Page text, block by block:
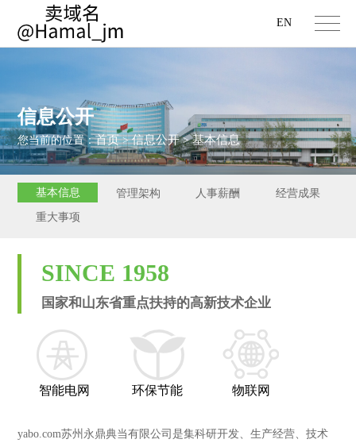
EN
信息公开
您当前的位置：首页>信息公开>基本信息
基本信息 管理架构 人事薪酬
经营成果
重大事项
SINCE 1958
国家和山东省重点扶持的高新技术企业
智能电网 环保节能 物联网
yabo.com苏州永鼎典当有限公司是集科研开发、生产经营、技术